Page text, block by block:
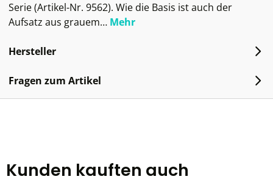
Serie (Artikel-Nr. 9562). Wie die Basis ist auch der
Aufsatz aus grauem… Mehr
Hersteller
Fragen zum Artikel
Kunden kauften auch